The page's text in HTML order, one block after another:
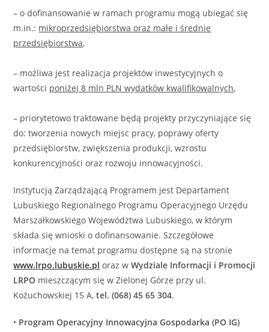
– o dofinansowanie w ramach programu mogą ubiegać się
m.in.: mikroprzedsiębiorstwa oraz małe i średnie
przedsiębiorstwa,
– możliwa jest realizacja projektów inwestycyjnych o
wartości poniżej 8 mln PLN wydatków kwalifikowalnych,
– priorytetowo traktowane będą projekty przyczyniające się
do: tworzenia nowych miejsc pracy, poprawy oferty
przedsiębiorstw, zwiększenia produkcji, wzrostu
konkurencyjności oraz rozwoju innowacyjności.
Instytucją Zarządzającą Programem jest Departament
Lubuskiego Regionalnego Programu Operacyjnego Urzędu
Marszałkowskiego Województwa Lubuskiego, w którym
składa się wnioski o dofinansowanie. Szczegółowe
informacje na temat programu dostępne są na stronie
www.lrpo.lubuskie.pl oraz wWydziale Informacji i Promocji
LRPO mieszczącym się w Zielonej Górze przy ul.
Kożuchowskiej 15 A,tel. (068) 45 65 304.
• Program Operacyjny Innowacyjna Gospodarka (PO IG)